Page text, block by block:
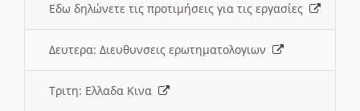
Εδω δηλώνετε τις προτιμήσεις για τις εργασίες
Δευτερα: Διευθυνσεις ερωτηματολογιων
Τριτη: Ελλαδα Κινα